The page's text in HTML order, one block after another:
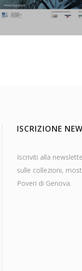
ISCRIZIONE
Iscriviti alla
sulle collezioni,
Poveri di Genova.